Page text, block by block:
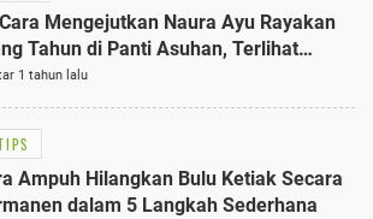
Mengejutkan Naura Ayu Rayakan
Tahun di Panti Asuhan, Terlihat
dengan Kaftan Cokelat
1 tahun lalu
Ampuh Hilangkan Bulu Ketiak Secara
dalam 5 Langkah Sederhana